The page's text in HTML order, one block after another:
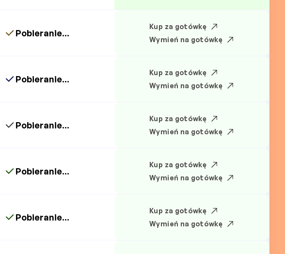
Pobieranie...
Kup za gotówkę
Wymień na gotówkę
Pobieranie...
Kup za gotówkę
Wymień na gotówkę
Pobieranie...
Kup za gotówkę
Wymień na gotówkę
Pobieranie...
Kup za gotówkę
Wymień na gotówkę
Pobieranie...
Kup za gotówkę
Wymień na gotówkę